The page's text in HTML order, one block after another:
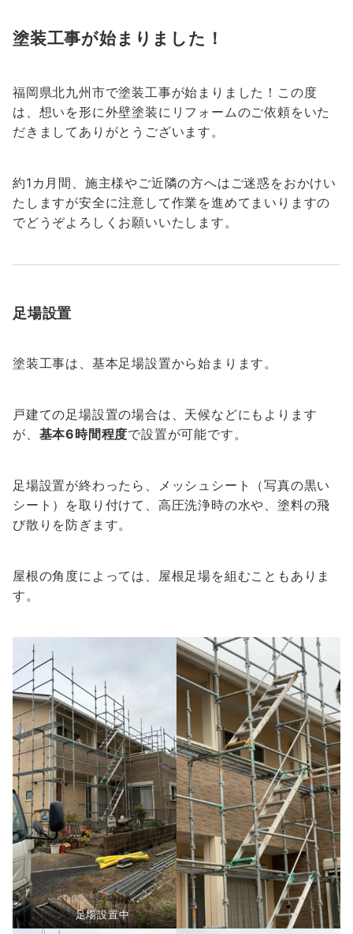
塗装工事が始まりました！
福岡県北九州市で塗装工事が始まりました！この度
は、想いを形に外壁塗装にリフォームのご依頼をいた
だきましてありがとうございます。
約1カ月間、施主様やご近隣の方へはご迷惑をおかけい
たしますが安全に注意して作業を進めてまいりますの
でどうぞよろしくお願いいたします。
足場設置
塗装工事は、基本足場設置から始まります。
戸建ての足場設置の場合は、天候などにもよります
が、 基本6時間程度で設置が可能です。
足場設置が終わったら、メッシュシート（写真の黒い
シート）を取り付けて、高圧洗浄時の水や、塗料の飛
び散りを防ぎます。
屋根の角度によっては、屋根足場を組むこともありま
す。
足場設置中